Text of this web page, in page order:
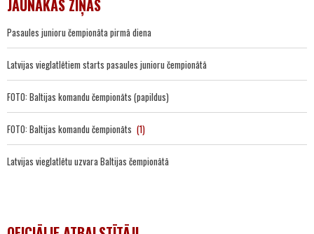
JAUNĀKĀS ZIŅAS
Pasaules junioru čempionāta pirmā diena
Latvijas vieglatlētiem starts pasaules junioru čempionātā
FOTO: Baltijas komandu čempionāts (papildus)
FOTO: Baltijas komandu čempionāts (1)
Latvijas vieglatlētu uzvara Baltijas čempionātā